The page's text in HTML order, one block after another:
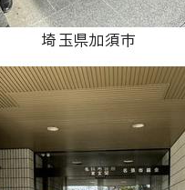
埼玉県加須市